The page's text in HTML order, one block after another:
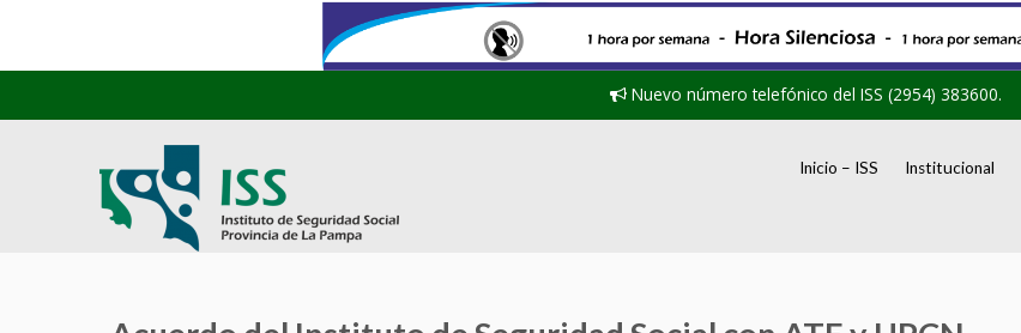
Nuevo número telefónico del ISS (2954) 383600.
Inicio – ISS Institucional